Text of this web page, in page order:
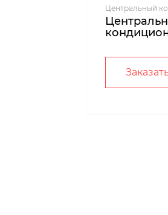
Центральный